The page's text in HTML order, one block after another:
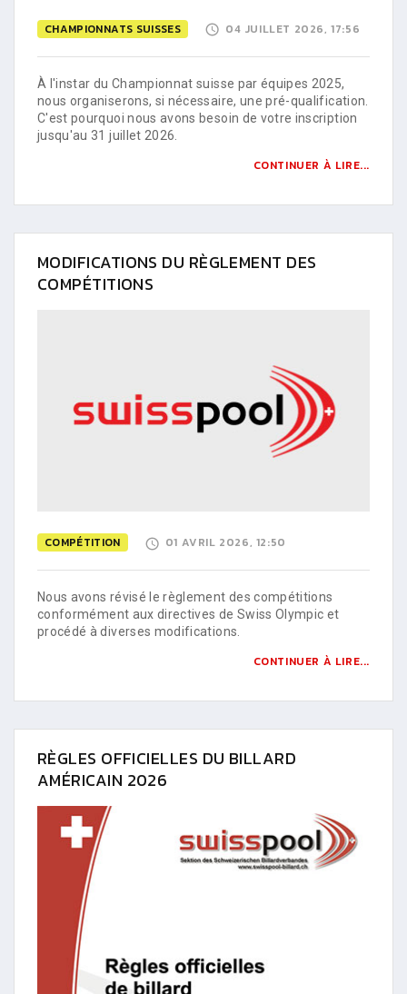
CHAMPIONNATS SUISSES 04 JUILLET 2026, 17:56
À l'instar du Championnat suisse par équipes 2025,
nous organiserons, si nécessaire, une pré-qualification.
C'est pourquoi nous avons besoin de votre inscription
jusqu'au 31 juillet 2026.
CONTINUER À LIRE...
MODIFICATIONS DU RÈGLEMENT DES
COMPÉTITIONS
COMPÉTITION 01 AVRIL 2026, 12:50
Nous avons révisé le règlement des compétitions
conformément aux directives de Swiss Olympic et
procédé à diverses modifications.
CONTINUER À LIRE...
RÈGLES OFFICIELLES DU BILLARD
AMÉRICAIN 2026